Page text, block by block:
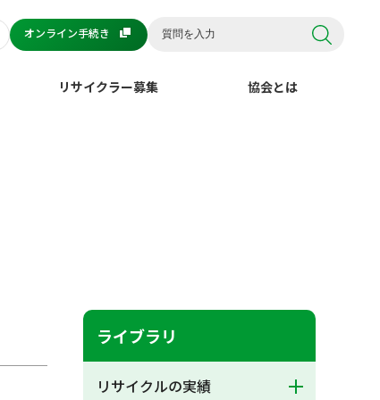
オンライン手続き
リサイクラー募集 協会とは
ライブラリ
リサイクルの実績